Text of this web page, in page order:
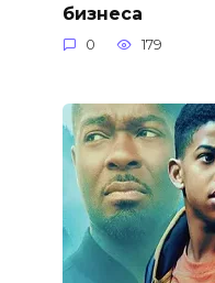
бизнеса
0 179